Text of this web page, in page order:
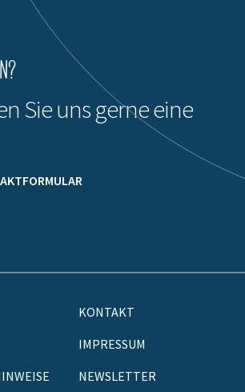
Sie uns gerne eine
KONTAKT
IMPRESSUM
NEWSLETTER